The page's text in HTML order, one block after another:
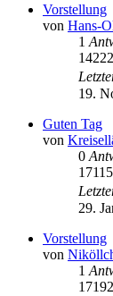
Vorstellung
von Hans-
1
14222
19.
Guten Tag
von
0
17115
29.
Vorstellung
von
1
17192